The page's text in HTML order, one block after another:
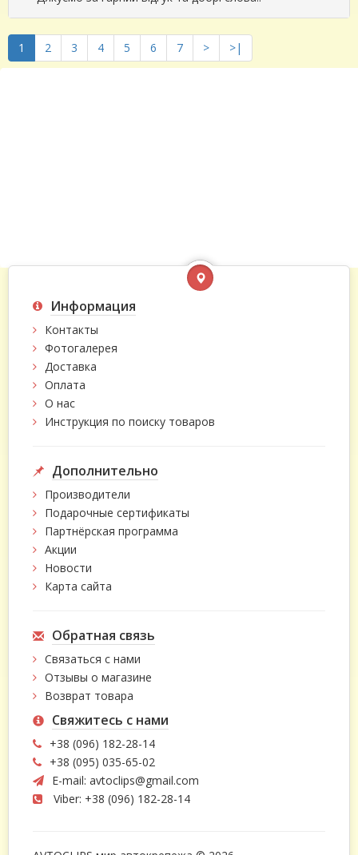
1 2 3 4 5 6 7 > >|
Информация
Контакты
Фотогалерея
Доставка
Оплата
О нас
Инструкция по поиску товаров
Дополнительно
Производители
Подарочные сертификаты
Партнёрская программа
Акции
Новости
Карта сайта
Обратная связь
Связаться с нами
Отзывы о магазине
Возврат товара
Свяжитесь с нами
+38 (096) 182-28-14
+38 (095) 035-65-02
E-mail: avtoclips@gmail.com
Viber: +38 (096) 182-28-14